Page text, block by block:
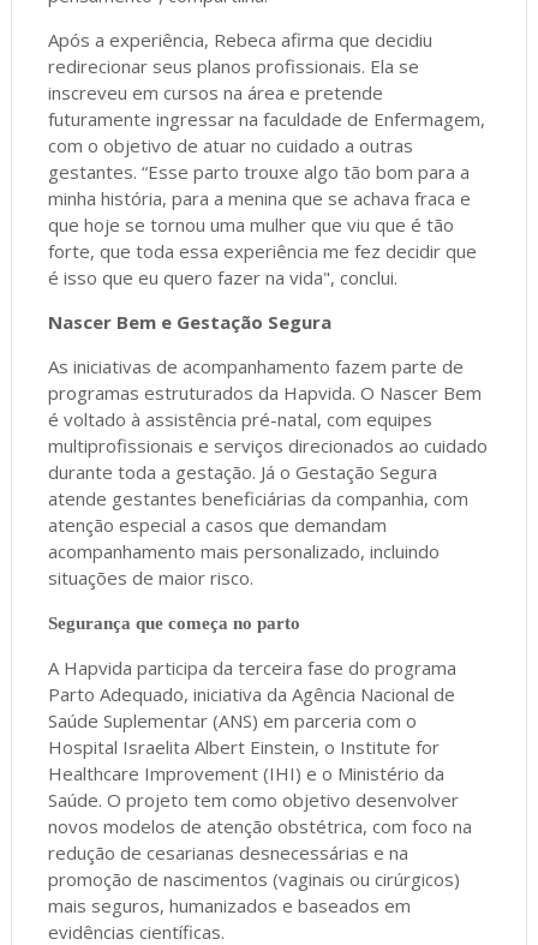
Após a experiência, Rebeca afirma que decidiu
redirecionar seus planos profissionais. Ela se
inscreveu em cursos na área e pretende
futuramente ingressar na faculdade de Enfermagem,
com o objetivo de atuar no cuidado a outras
gestantes. “Esse parto trouxe algo tão bom para a
minha história, para a menina que se achava fraca e
que hoje se tornou uma mulher que viu que é tão
forte, que toda essa experiência me fez decidir que
é isso que eu quero fazer na vida", conclui.
Nascer Bem e Gestação Segura
As iniciativas de acompanhamento fazem parte de
programas estruturados da Hapvida. O Nascer Bem
é voltado à assistência pré-natal, com equipes
multiprofissionais e serviços direcionados ao cuidado
durante toda a gestação. Já o Gestação Segura
atende gestantes beneficiárias da companhia, com
atenção especial a casos que demandam
acompanhamento mais personalizado, incluindo
situações de maior risco.
Segurança que começa no parto
A Hapvida participa da terceira fase do programa
Parto Adequado, iniciativa da Agência Nacional de
Saúde Suplementar (ANS) em parceria com o
Hospital Israelita Albert Einstein, o Institute for
Healthcare Improvement (IHI) e o Ministério da
Saúde. O projeto tem como objetivo desenvolver
novos modelos de atenção obstétrica, com foco na
redução de cesarianas desnecessárias e na
promoção de nascimentos (vaginais ou cirúrgicos)
mais seguros, humanizados e baseados em
evidências científicas.